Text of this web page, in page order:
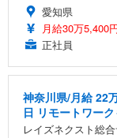
愛知県
月給30万5,400
正社員
神奈川県/月給 22
日 リモートワー
レイズネクスト総